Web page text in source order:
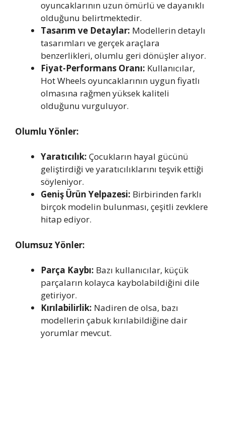
oyuncaklarının uzun ömürlü ve dayanıklı
olduğunu belirtmektedir.
Tasarım ve Detaylar: Modellerin detaylı
tasarımları ve gerçek araçlara
benzerlikleri, olumlu geri dönüşler alıyor.
Fiyat-Performans Oranı: Kullanıcılar,
Hot Wheels oyuncaklarının uygun fiyatlı
olmasına rağmen yüksek kaliteli
olduğunu vurguluyor.
Olumlu Yönler:
Yaratıcılık: Çocukların hayal gücünü
geliştirdiği ve yaratıcılıklarını teşvik ettiği
söyleniyor.
Geniş Ürün Yelpazesi: Birbirinden farklı
birçok modelin bulunması, çeşitli zevklere
hitap ediyor.
Olumsuz Yönler:
Parça Kaybı: Bazı kullanıcılar, küçük
parçaların kolayca kaybolabildiğini dile
getiriyor.
Kırılabilirlik: Nadiren de olsa, bazı
modellerin çabuk kırılabildiğine dair
yorumlar mevcut.